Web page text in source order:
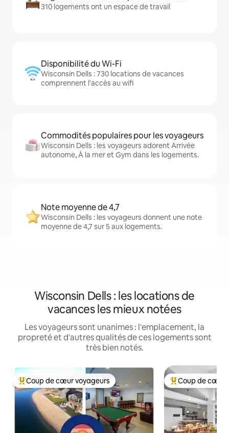
310 logements ont un espace de travail
Disponibilité du Wi-Fi
Wisconsin Dells : 730 locations de vacances
comprennent l'accès au wifi
Commodités populaires pour les voyageurs
Wisconsin Dells : les voyageurs adorent Arrivée
autonome, À la mer et Gym dans les logements.
Note moyenne de 4,7
Wisconsin Dells : les voyageurs donnent une note
moyenne de 4,7 sur 5 aux logements.
Wisconsin Dells : les locations de
vacances les mieux notées
Les voyageurs sont unanimes : l'emplacement, la
propreté et d'autres qualités de ces logements sont
très bien notés.
Coup de cœur voyageurs parmi les plus aimés
Coup de cœur voyageurs Coup de cœur
Coup de cœur